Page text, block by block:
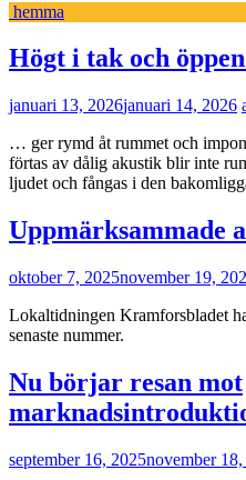
hemma
Högt i tak och
januari 13, 2026januari 14, 2026
… ger rymd åt rummet och
förtas av dålig akustik blir inte
ljudet och fångas i den
Uppmärksammade
oktober 7, 2025november 19,
Lokaltidningen Kramforsbladet
senaste nummer.
Nu börjar resan mot
september 16, 2025november